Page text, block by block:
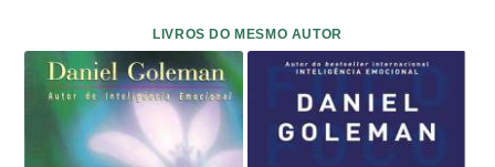
convicção: os seres humanos têm uma predisposição natural para a
empatia, a cooperação e o altruísmo. Tudo o que precisamos é
desenvolver a inteligência social.
LIVROS DO MESMO AUTOR